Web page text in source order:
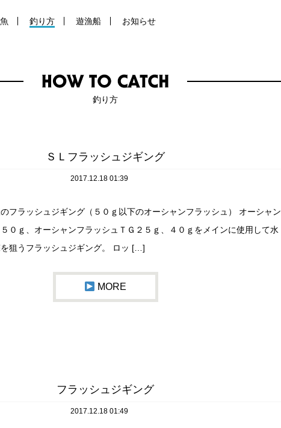
釣り方 遊漁船 お知らせ
釣り方
ＳＬフラッシュジギング
2017.12.18 01:39
フラッシュジギング（５０ｇ以下のオーシャンフラッシュ） オーシャン
０ｇ、オーシャンフラッシュＴＧ２５ｇ、４０ｇをメインに使用して水
狙うフラッシュジギング。 ロッ […]
MORE
フラッシュジギング
2017.12.18 01:49